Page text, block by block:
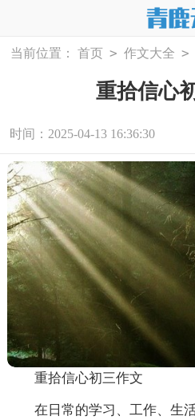
当前位置： 首页 > 作文大全 >
重拾信心
时间：2025-04-13 16:36:30
重拾信心初三作文
在日常的学习、工作、生